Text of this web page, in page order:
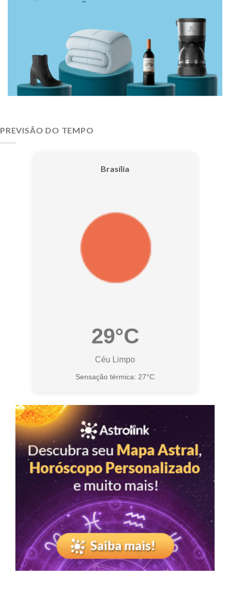
PREVISÃO DO TEMPO
Brasília
29°C
Céu Limpo
Sensação térmica: 27°C